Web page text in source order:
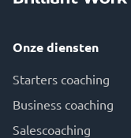
Onze diensten
Starters coaching
Business coaching
Salescoaching